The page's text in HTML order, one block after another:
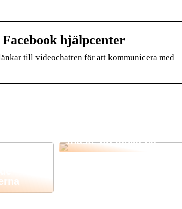
hjälpcenter
till videochatten för att kommunicera med
måste du tänka på